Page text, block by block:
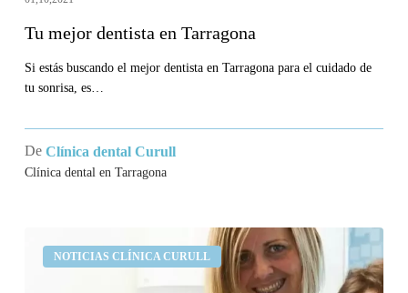
Tu mejor dentista en Tarragona
Si estás buscando el mejor dentista en Tarragona para el cuidado de
tu sonrisa, es…
De Clínica dental Curull
Clínica dental en Tarragona
NOTICIAS CLÍNICA CURULL